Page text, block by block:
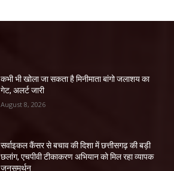
कभी भी खोला जा सकता है मिनीमाता बांगो जलाशय का
गेट, अलर्ट जारी
August 8, 2026
सर्वाइकल कैंसर से बचाव की दिशा में छत्तीसगढ़ की बड़ी
छलांग, एचपीवी टीकाकरण अभियान को मिल रहा व्यापक
जनसमर्थन